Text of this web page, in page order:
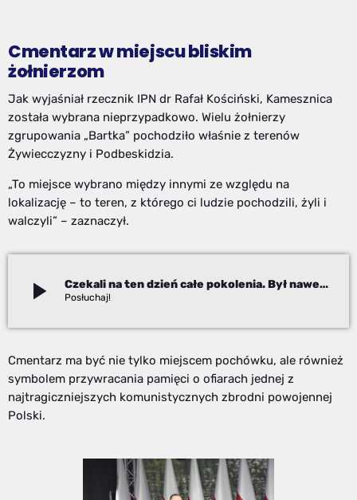
Cmentarz w miejscu bliskim
żołnierzom
Jak wyjaśniał rzecznik IPN dr Rafał Kościński, Kamesznica
została wybrana nieprzypadkowo. Wielu żołnierzy
zgrupowania „Bartka” pochodziło właśnie z terenów
Żywiecczyzny i Podbeskidzia.
„To miejsce wybrano między innymi ze względu na
lokalizację – to teren, z którego ci ludzie pochodzili, żyli i
walczyli” – zaznaczył.
play_arrow Czekali na ten dzień całe pokolenia. Był nawet prezydent
Cmentarz ma być nie tylko miejscem pochówku, ale również
symbolem przywracania pamięci o ofiarach jednej z
najtragiczniejszych komunistycznych zbrodni powojennej
Polski.